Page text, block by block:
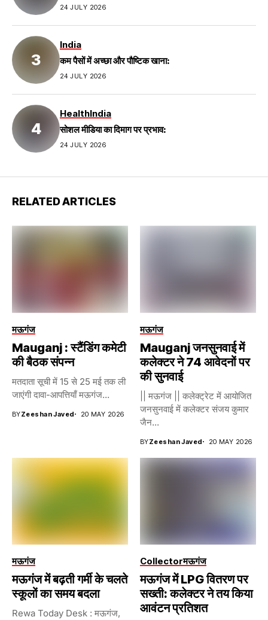
24 JULY 2026
India
कम पैसों में अच्छा और पौष्टिक खाना:
24 JULY 2026
HealthIndia
सोशल मीडिया का दिमाग पर प्रभाव:
24 JULY 2026
RELATED ARTICLES
मऊगंज
Mauganj : स्टैंडिंग कमेटी
की बैठक संपन्न
मतदाता सूची में 15 से 25 मई तक ली
जाएंगी दावा-आपत्तियाँ मऊगंज...
BYZeeshan Javed 20 MAY 2026
मऊगंज
Mauganj जनसुनवाई में
कलेक्टर ने 74 आवेदनों पर
की सुनवाई
|| मऊगंज || कलेक्ट्रेट में आयोजित
जनसुनवाई में कलेक्टर संजय कुमार
जैन...
BYZeeshan Javed 20 MAY 2026
मऊगंज
मऊगंज में बढ़ती गर्मी के चलते
स्कूलों का समय बदला
Rewa Today Desk : मऊगंज,
Collectorमऊगंज
मऊगंज में LPG वितरण पर
सख्ती: कलेक्टर ने तय किया
आवंटन प्रतिशत